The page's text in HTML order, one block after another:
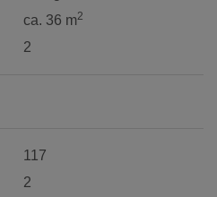
ca. 36 m2
2
117
2